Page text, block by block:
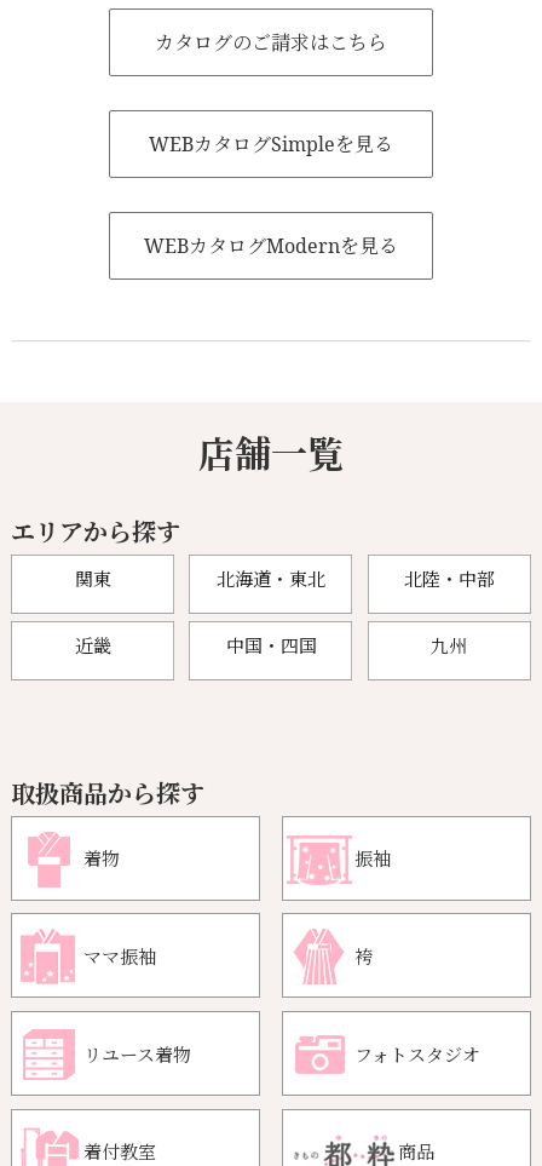
カタログのご請求はこちら
WEBカタログSimpleを見る
WEBカタログModernを見る
店舗一覧
エリアから探す
関東 北海道・東北 北陸・中部
近畿 中国・四国 九州
取扱商品から探す
着物 振袖
ママ振袖 袴
リユース着物 フォトスタジオ
着付教室 商品